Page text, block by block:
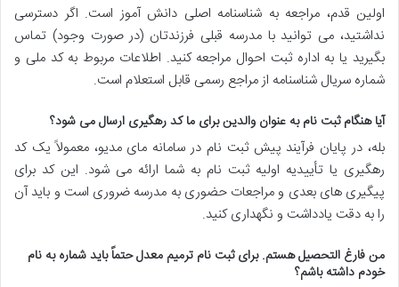
اولین قدم، مراجعه به شناسنامه اصلی دانش آموز است. اگر دسترسی
نداشتید، می توانید با مدرسه قبلی فرزندتان (در صورت وجود) تماس
بگیرید یا به اداره ثبت احوال مراجعه کنید. اطلاعات مربوط به کد ملی و
شماره سریال شناسنامه از مراجع رسمی قابل استعلام است.
آیا هنگام ثبت نام به عنوان والدین برای ما کد رهگیری ارسال می شود؟
بله، در پایان فرآیند پیش ثبت نام در سامانه مای مدیو، معمولاً یک کد
رهگیری یا تأییدیه اولیه ثبت نام به شما ارائه می شود. این کد برای
پیگیری های بعدی و مراجعات حضوری به مدرسه ضروری است و باید آن
را به دقت یادداشت و نگهداری کنید.
من فارغ التحصیل هستم. برای ثبت نام ترمیم معدل حتماً باید شماره به نام
خودم داشته باشم؟